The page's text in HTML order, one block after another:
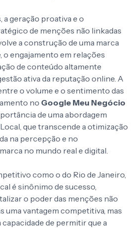
a geração proativa e o
de menções não linkadas
a construção de uma marca
o engajamento em relações
de conteúdo altamente
ativa da reputação online. A
o volume e o sentimento das
no Google Meu Negócio
de uma abordagem
que transcende a otimização
na percepção e no
no mundo real e digital.
como o do Rio de Janeiro,
é sinônimo de sucesso,
o poder das menções não
uma vantagem competitiva, mas
capacidade de permitir que a